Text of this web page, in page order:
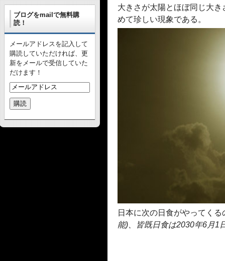
大きさが太陽とほぼ同じ大
めて珍しい現象である。
日本に次の日食がやってくる
能)、皆既日食は2030年6月1
ブログをmailで無料購
読！
メールアドレスを記入して
購読していただければ、更
新をメールで受信していた
だけます！